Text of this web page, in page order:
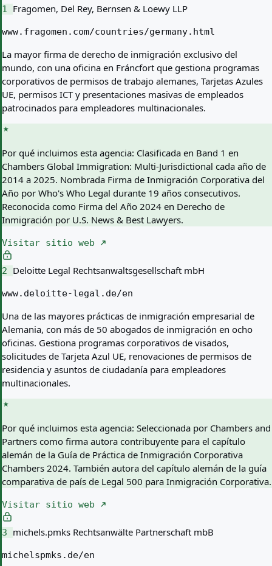
1 Fragomen, Del Rey, Bernsen & Loewy LLP
www.fragomen.com/countries/germany.html
La mayor firma de derecho de inmigración exclusivo del
mundo, con una oficina en Fráncfort que gestiona programas
corporativos de permisos de trabajo alemanes, Tarjetas Azules
UE, permisos ICT y presentaciones masivas de empleados
patrocinados para empleadores multinacionales.
Por qué incluimos esta agencia: Clasificada en Band 1 en
Chambers Global Immigration: Multi-Jurisdictional cada año de
2014 a 2025. Nombrada Firma de Inmigración Corporativa del
Año por Who's Who Legal durante 19 años consecutivos.
Reconocida como Firma del Año 2024 en Derecho de
Inmigración por U.S. News & Best Lawyers.
Visitar sitio web
2 Deloitte Legal Rechtsanwaltsgesellschaft mbH
www.deloitte-legal.de/en
Una de las mayores prácticas de inmigración empresarial de
Alemania, con más de 50 abogados de inmigración en ocho
oficinas. Gestiona programas corporativos de visados,
solicitudes de Tarjeta Azul UE, renovaciones de permisos de
residencia y asuntos de ciudadanía para empleadores
multinacionales.
Por qué incluimos esta agencia: Seleccionada por Chambers and
Partners como firma autora contribuyente para el capítulo
alemán de la Guía de Práctica de Inmigración Corporativa
Chambers 2024. También autora del capítulo alemán de la guía
comparativa de país de Legal 500 para Inmigración Corporativa.
Visitar sitio web
3 michels.pmks Rechtsanwälte Partnerschaft mbB
michelspmks.de/en